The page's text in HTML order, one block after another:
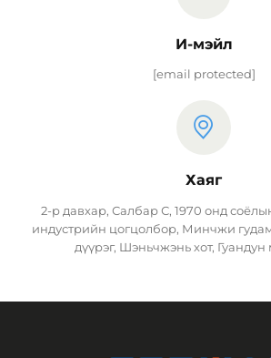
И-мэйл
[email protected]
Хаяг
2-р давхар, Салбар С, 1970 онд
индустрийн цогцолбор, Минчжи
дүүрэг, Шэньчжэнь хот, Гуандун